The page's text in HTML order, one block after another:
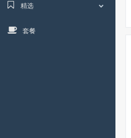
精选
套餐